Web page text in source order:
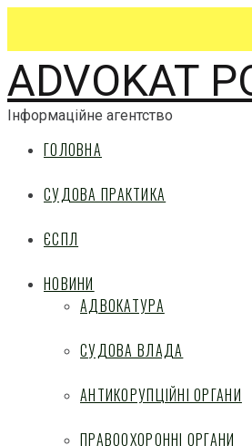
ADVOKAT
Інформаційне агентство
ГОЛОВНА
СУДОВА ПРАКТИКА
ЄСПЛ
НОВИНИ
АДВОКАТУРА
СУДОВА ВЛАДА
АНТИКОРУПЦІЙНІ ОРГАНИ
ПРАВООХОРОННІ ОРГАНИ